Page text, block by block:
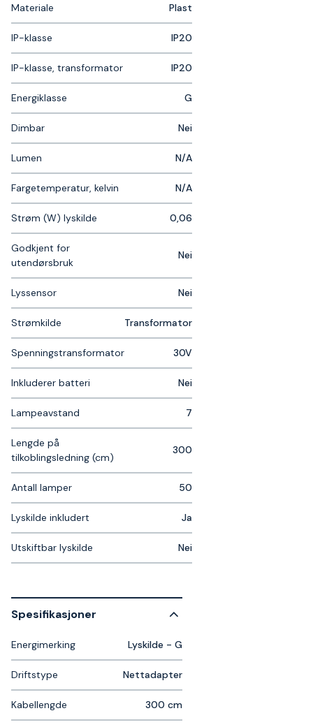
Materiale Plast
IP-klasse IP20
IP-klasse, transformator IP20
Energiklasse G
Dimbar Nei
Lumen N/A
Fargetemperatur, kelvin N/A
Strøm (W) lyskilde 0,06
Godkjent for
utendørsbruk
Nei
Lyssensor Nei
Strømkilde Transformator
Spenningstransformator 30V
Inkluderer batteri Nei
Lampeavstand 7
Lengde på
tilkoblingsledning (cm)
300
Antall lamper 50
Lyskilde inkludert Ja
Utskiftbar lyskilde Nei
Spesifikasjoner
Energimerking Lyskilde - G
Driftstype Nettadapter
Kabellengde 300 cm